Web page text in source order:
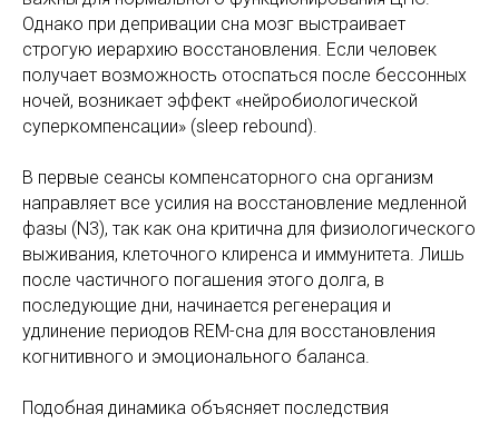
Однако при депривации сна мозг выстраивает
строгую иерархию восстановления. Если человек
получает возможность отоспаться после бессонных
ночей, возникает эффект «нейробиологической
суперкомпенсации» (sleep rebound).
В первые сеансы компенсаторного сна организм
направляет все усилия на восстановление медленной
фазы (N3), так как она критична для физиологического
выживания, клеточного клиренса и иммунитета. Лишь
после частичного погашения этого долга, в
последующие дни, начинается регенерация и
удлинение периодов REM-сна для восстановления
когнитивного и эмоционального баланса.
Подобная динамика объясняет последствия